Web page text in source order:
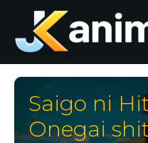
Saigo ni
Onegai